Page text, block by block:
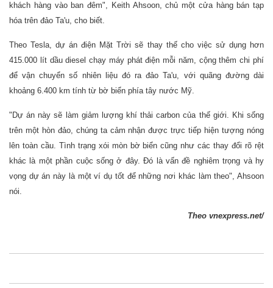
khách hàng vào ban đêm", Keith Ahsoon, chủ một cửa hàng bán tạp
hóa trên đảo Ta'u, cho biết.
Theo Tesla, dự án điện Mặt Trời sẽ thay thế cho việc sử dụng hơn
415.000 lít dầu diesel chạy máy phát điện mỗi năm, cộng thêm chi phí
để vận chuyển số nhiên liệu đó ra đảo Ta'u, với quãng đường dài
khoảng 6.400 km tính từ bờ biển phía tây nước Mỹ.
"Dự án này sẽ làm giảm lượng khí thải carbon của thế giới. Khi sống
trên một hòn đảo, chúng ta cảm nhận được trực tiếp hiện tượng nóng
lên toàn cầu. Tình trạng xói mòn bờ biển cũng như các thay đổi rõ rệt
khác là một phần cuộc sống ở đây. Đó là vấn đề nghiêm trọng và hy
vọng dự án này là một ví dụ tốt để những nơi khác làm theo", Ahsoon
nói.
Theo vnexpress.net/